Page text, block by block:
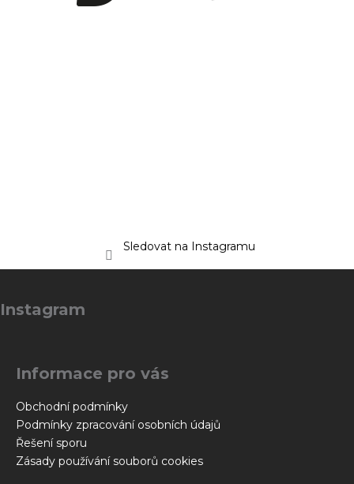
Sledovat na Instagramu
á
p
Instagram
Informace pro vás
Obchodní podmínky
Podmínky zpracování osobních údajů
Řešení sporu
Zásady používání souborů cookies